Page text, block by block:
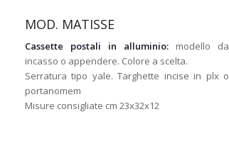
MOD. MATISSE
Cassette postali in alluminio: modello da
incasso o appendere. Colore a scelta.
Serratura tipo yale. Targhette incise in plx o
portanomem
Misure consigliate cm 23x32x12